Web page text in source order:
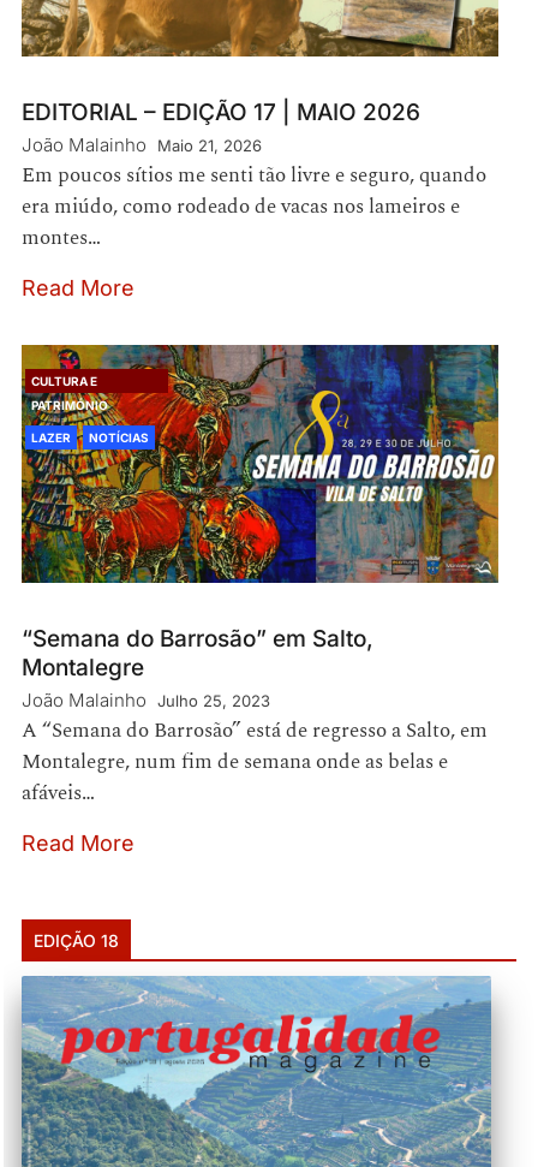
EDITORIAL – EDIÇÃO 17 | MAIO 2026
João Malainho Maio 21, 2026
Em poucos sítios me senti tão livre e seguro, quando
era miúdo, como rodeado de vacas nos lameiros e
montes…
Read More
CULTURA E
PATRIMÓNIO
LAZER NOTÍCIAS
“Semana do Barrosão” em Salto,
Montalegre
João Malainho Julho 25, 2023
A “Semana do Barrosão” está de regresso a Salto, em
Montalegre, num fim de semana onde as belas e
afáveis…
Read More
EDIÇÃO 18